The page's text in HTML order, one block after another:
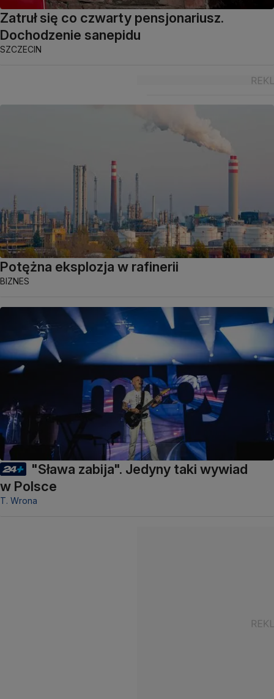
Zatruł się co czwarty pensjonariusz.
Dochodzenie sanepidu
SZCZECIN
Potężna eksplozja w rafinerii
BIZNES
"Sława zabija". Jedyny taki wywiad
w Polsce
T. Wrona